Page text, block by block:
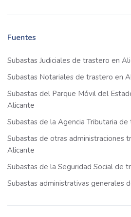
Fuentes
Subastas Judiciales de trastero en
Subastas Notariales de trastero en
Subastas del Parque Móvil del
Alicante
Subastas de la Agencia Tributaria
Subastas de otras administraciones
Alicante
Subastas de la Seguridad Social de
Subastas administrativas generales